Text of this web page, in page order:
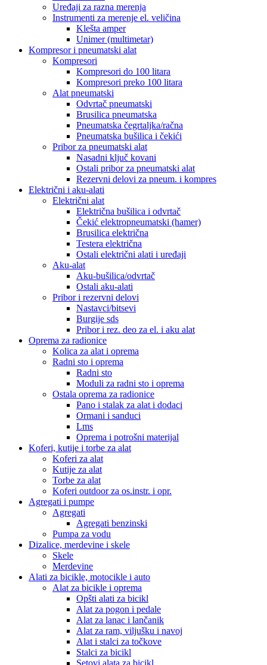
Uređaji za razna merenja
Instrumenti za merenje el. veličina
Klešta amper
Unimer (multimetar)
Kompresor i pneumatski alat
Kompresori
Kompresori do 100 litara
Kompresori preko 100 litara
Alat pneumatski
Odvrtač pneumatski
Brusilica pneumatska
Pneumatska čegrtaljka/račna
Pneumatska bušilica i čekići
Pribor za pneumatski alat
Nasadni ključ kovani
Ostali pribor za pneumatski alat
Rezervni delovi za pneum. i kompres
Električni i aku-alati
Električni alat
Električna bušilica i odvrtač
Čekić elektropneumatski (hamer)
Brusilica električna
Testera električna
Ostali električni alati i uređaji
Aku-alat
Aku-bušilica/odvrtač
Ostali aku-alati
Pribor i rezervni delovi
Nastavci/bitsevi
Burgije sds
Pribor i rez. deo za el. i aku alat
Oprema za radionice
Kolica za alat i oprema
Radni sto i oprema
Radni sto
Moduli za radni sto i oprema
Ostala oprema za radionice
Pano i stalak za alat i dodaci
Ormani i sanduci
Lms
Oprema i potrošni materijal
Koferi, kutije i torbe za alat
Koferi za alat
Kutije za alat
Torbe za alat
Koferi outdoor za os.instr. i opr.
Agregati i pumpe
Agregati
Agregati benzinski
Pumpa za vodu
Dizalice, merdevine i skele
Skele
Merdevine
Alati za bicikle, motocikle i auto
Alat za bicikle i oprema
Opšti alati za bicikl
Alat za pogon i pedale
Alat za lanac i lančanik
Alat za ram, viljušku i navoj
Alat i stalci za točkove
Stalci za bicikl
Setovi alata za bicikl